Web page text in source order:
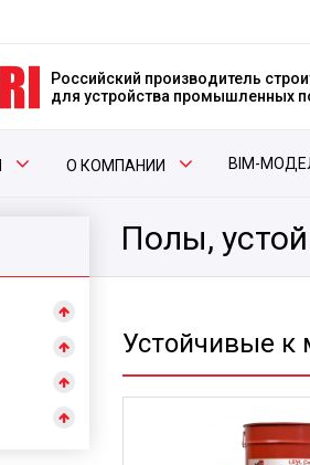
Российский производитель
для устройства промышленных
О КОМПАНИИ BIM-
Полы,
Устойчивые к